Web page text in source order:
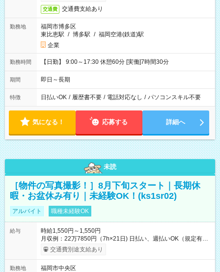
交通費 交通費支給あり
勤務地
福岡市博多区
東比恵駅 / 博多駅 / 福岡空港(鉄道)駅
企業
勤務時間 【日勤】 9:00～17:30 休憩60分 [実働]7時間30分
期間 即日～長期
特徴 日払いOK / 履歴書不要 / 電話対応なし / パソコンスキル不要
気になる！ 応募する 詳細へ
未読
［物件の写真撮影！］8月下旬スタート｜長期休
暇・お盆休み有り｜未経験OK！(ks1sr02)
アルバイト 職種未経験OK
給与
時給1,550円～1,550円
月収例：22万7850円（7h×21日) 日払い、週払いOK（規定有
り） 【試用期間】試用期間なし
交通費別途支給あり
勤務地
福岡市中央区